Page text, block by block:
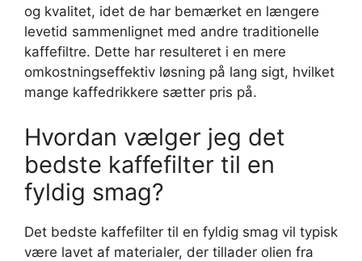
og kvalitet, idet de har bemærket en længere
levetid sammenlignet med andre traditionelle
kaffefiltre. Dette har resulteret i en mere
omkostningseffektiv løsning på lang sigt, hvilket
mange kaffedrikkere sætter pris på.
Hvordan vælger jeg det
bedste kaffefilter til en
fyldig smag?
Det bedste kaffefilter til en fyldig smag vil typisk
være lavet af materialer, der tillader olien fra